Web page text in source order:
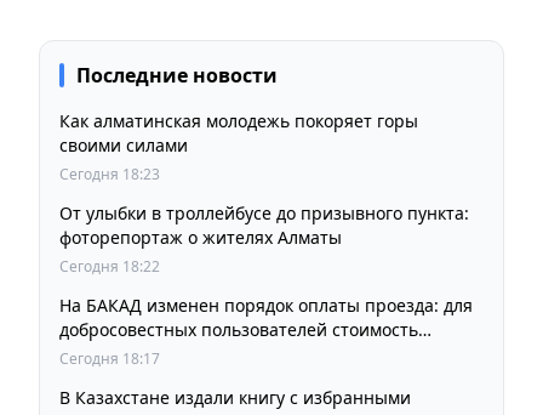
Последние новости
Как алматинская молодежь покоряет горы
своими силами
Сегодня 18:23
От улыбки в троллейбусе до призывного пункта:
фоторепортаж о жителях Алматы
Сегодня 18:22
На БАКАД изменен порядок оплаты проезда: для
добросовестных пользователей стоимость
остается прежней
Сегодня 18:17
В Казахстане издали книгу с избранными